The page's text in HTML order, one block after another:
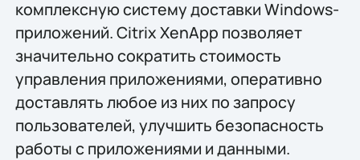
комплексную систему доставки Windows-
приложений. Citrix XenApp позволяет
значительно сократить стоимость
управления приложениями, оперативно
доставлять любое из них по запросу
пользователей, улучшить безопасность
работы с приложениями и данными.